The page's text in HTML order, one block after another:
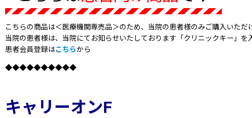
こちらの商品は＜医療機関専売品＞のため、当院の患者様のみご購入いただ
当院の患者様は、当院にてお知らせいたしております「クリニックキー」を
患者会員登録はこちらから
◆◆◆◆◆◆◆◆◆◆
キャリーオンF